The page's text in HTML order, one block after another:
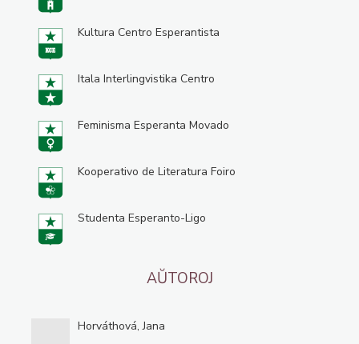
Kultura Centro Esperantista
Itala Interlingvistika Centro
Feminisma Esperanta Movado
Kooperativo de Literatura Foiro
Studenta Esperanto-Ligo
AŬTOROJ
Horváthová, Jana